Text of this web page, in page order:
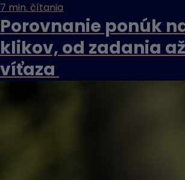
7 min. čítania
Porovnanie ponúk
klikov, od zadania
víťaza